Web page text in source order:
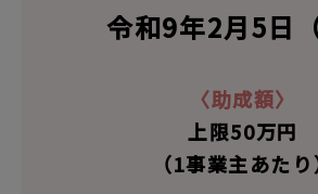
令和9年2月5日（
〈助成額〉
上限50万円
（1事業主あたり